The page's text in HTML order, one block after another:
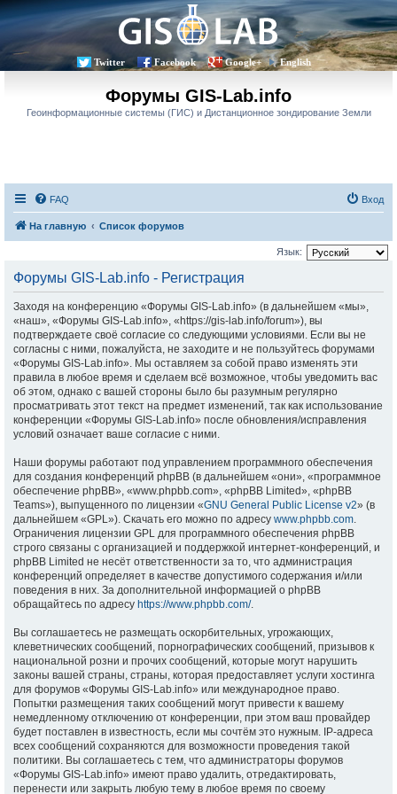
Twitter Facebook Google+ English
Форумы GIS-Lab.info
Геоинформационные системы (ГИС) и Дистанционное зондирование Земли
FAQ Вход
На главную Список форумов
Язык:
Форумы GIS-Lab.info - Регистрация
Заходя на конференцию «Форумы GIS-Lab.info» (в дальнейшем «мы»,
«наш», «Форумы GIS-Lab.info», «https://gis-lab.info/forum»), вы
подтверждаете своё согласие со следующими условиями. Если вы не
согласны с ними, пожалуйста, не заходите и не пользуйтесь форумами
«Форумы GIS-Lab.info». Мы оставляем за собой право изменять эти
правила в любое время и сделаем всё возможное, чтобы уведомить вас
об этом, однако с вашей стороны было бы разумным регулярно
просматривать этот текст на предмет изменений, так как использование
конференции «Форумы GIS-Lab.info» после обновления/исправления
условий означает ваше согласие с ними.
Наши форумы работают под управлением программного обеспечения
для создания конференций phpBB (в дальнейшем «они», «программное
обеспечение phpBB», «www.phpbb.com», «phpBB Limited», «phpBB
Teams»), выпущенного по лицензии «GNU General Public License v2» (в
дальнейшем «GPL»). Скачать его можно по адресу www.phpbb.com.
Ограничения лицензии GPL для программного обеспечения phpBB
строго связаны с организацией и поддержкой интернет-конференций, и
phpBB Limited не несёт ответственности за то, что администрация
конференций определяет в качестве допустимого содержания и/или
поведения в них. За дополнительной информацией о phpBB
обращайтесь по адресу https://www.phpbb.com/.
Вы соглашаетесь не размещать оскорбительных, угрожающих,
клеветнических сообщений, порнографических сообщений, призывов к
национальной розни и прочих сообщений, которые могут нарушить
законы вашей страны, страны, которая предоставляет услуги хостинга
для форумов «Форумы GIS-Lab.info» или международное право.
Попытки размещения таких сообщений могут привести к вашему
немедленному отключению от конференции, при этом ваш провайдер
будет поставлен в известность, если мы сочтём это нужным. IP-адреса
всех сообщений сохраняются для возможности проведения такой
политики. Вы соглашаетесь с тем, что администраторы форумов
«Форумы GIS-Lab.info» имеют право удалить, отредактировать,
перенести или закрыть любую тему в любое время по своему